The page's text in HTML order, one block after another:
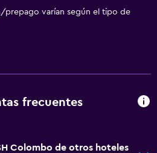
prepago varían según el tipo de
frecuentes
Colombo de otros hoteles